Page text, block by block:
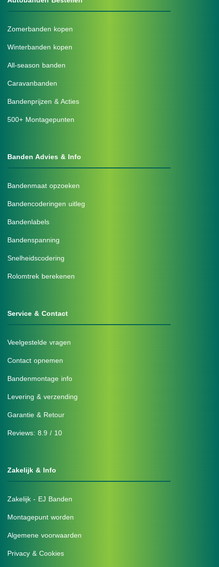
Zomerbanden kopen
Winterbanden kopen
All-season banden
Caravanbanden
Bandenprijzen & Acties
500+ Montagepunten
Banden Advies & Info
Bandenmaat opzoeken
Bandencoderingen uitleg
Bandenlabels
Bandenspanning
Snelheidscodering
Rolomtrek berekenen
Service & Contact
Veelgestelde vragen
Contact opnemen
Bandenmontage info
Levering & verzending
Garantie & Retour
Reviews: 8.9 / 10
Zakelijk & Info
Zakelijk - EJ Banden
Montagepunt worden
Algemene voorwaarden
Privacy & Cookies